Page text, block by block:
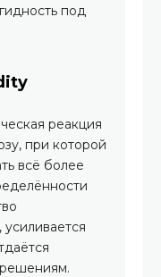
под
реакция
при которой
всё более